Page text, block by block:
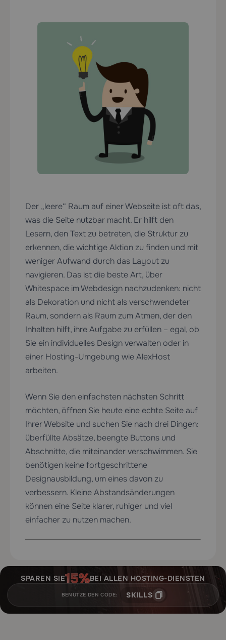
Der „leere“ Raum auf einer Webseite ist oft das,
was die Seite nutzbar macht. Er hilft den
Lesern, den Text zu betreten, die Struktur zu
erkennen, die wichtige Aktion zu finden und mit
weniger Aufwand durch das Layout zu
navigieren. Das ist die beste Art, über
Whitespace im Webdesign nachzudenken: nicht
als Dekoration und nicht als verschwendeter
Raum, sondern als Raum zum Atmen, der den
Inhalten hilft, ihre Aufgabe zu erfüllen – egal, ob
Sie ein individuelles Design verwalten oder in
einer Hosting-Umgebung wie AlexHost
arbeiten.
Wenn Sie den einfachsten nächsten Schritt
möchten, öffnen Sie heute eine echte Seite auf
Ihrer Website und suchen Sie nach drei Dingen:
überfüllte Absätze, beengte Buttons und
Abschnitte, die miteinander verschwimmen. Sie
benötigen keine fortgeschrittene
Designausbildung, um eines davon zu
verbessern. Kleine Abstandsänderungen
können eine Seite klarer, ruhiger und viel
einfacher zu nutzen machen.
SPAREN SIE BEI ALLEN HOSTING-DIENSTEN
BENUTZE DEN CODE: SKILLS